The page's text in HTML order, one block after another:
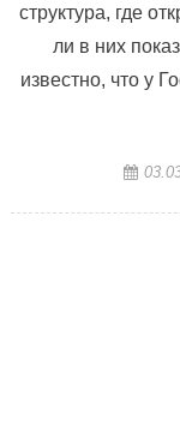
структура, где
ли в них
известно, что у